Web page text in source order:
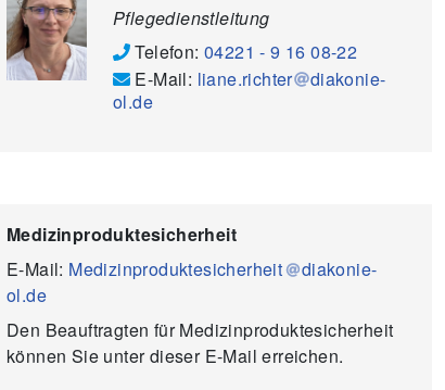
Pflegedienstleitung
Telefon:04221 - 9 16 08-22
E-Mail: liane.richter
diakonie-
ol.de
Medizinproduktesicherheit
E-Mail: Medizinproduktesicherheit
diakonie-
ol.de
Den Beauftragten für Medizinproduktesicherheit
können Sie unter dieser E-Mail erreichen.